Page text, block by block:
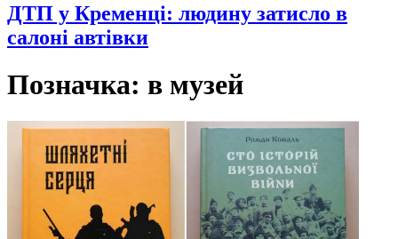
ДТП у Кременці: людину затисло в
салоні автівки
Позначка: в музей